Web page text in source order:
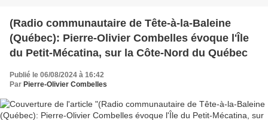
(Radio communautaire de Tête-à-la-Baleine
(Québec): Pierre-Olivier Combelles évoque l'Île
du Petit-Mécatina, sur la Côte-Nord du Québec
Publié le 06/08/2024 à 16:42
Par Pierre-Olivier Combelles